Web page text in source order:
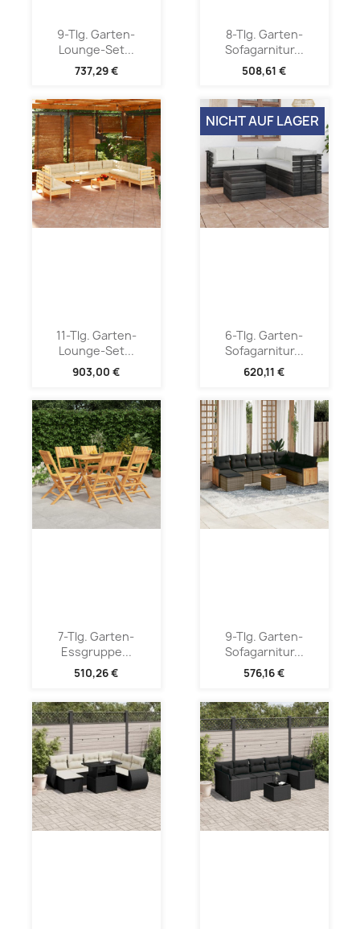
9-Tlg. Garten-
Lounge-Set...
737,29 €
8-Tlg. Garten-
Sofagarnitur...
508,61 €
11-Tlg. Garten-
Lounge-Set...
903,00 €
6-Tlg. Garten-
Sofagarnitur...
620,11 €
NICHT AUF LAGER
7-Tlg. Garten-
Essgruppe...
510,26 €
9-Tlg. Garten-
Sofagarnitur...
576,16 €